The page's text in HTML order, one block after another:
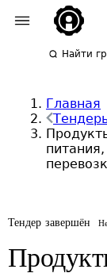
Найти
Главная
Тендер завершён